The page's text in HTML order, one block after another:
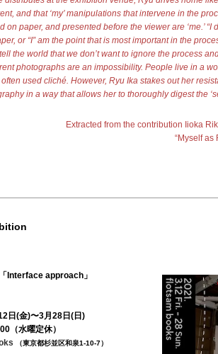
and that ‘my’ manipulations that intervene in the
on paper, and presented before the viewer are ‘me.’ “I
or “I” am the point that is most important in the
the world that we don’t want to ignore the process
photographs are an impossibility. People live in a
used cliché. However, Ryu Ika stakes out her
in a way that allows her to thoroughly digest the
Extracted from the contribution Iioka
“Myself as
Interface approach」
日(金)〜3月28日(日)
（水曜定休）
（東京都杉並区和泉1-10-7）